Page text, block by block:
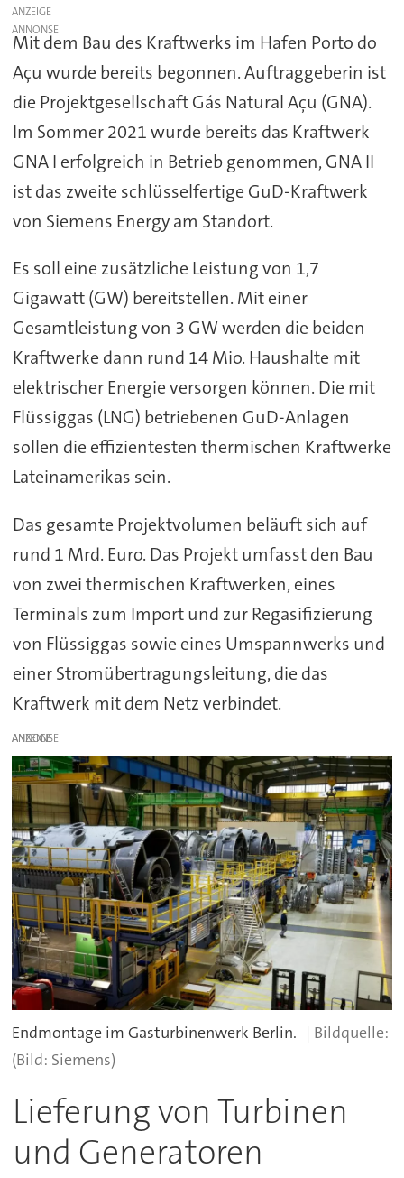
ANZEIGE
Mit dem Bau des Kraftwerks im Hafen Porto do
Açu wurde bereits begonnen. Auftraggeberin ist
die Projektgesellschaft Gás Natural Açu (GNA).
Im Sommer 2021 wurde bereits das Kraftwerk
GNA I erfolgreich in Betrieb genommen, GNA II
ist das zweite schlüsselfertige GuD-Kraftwerk
von Siemens Energy am Standort.
Es soll eine zusätzliche Leistung von 1,7
Gigawatt (GW) bereitstellen. Mit einer
Gesamtleistung von 3 GW werden die beiden
Kraftwerke dann rund 14 Mio. Haushalte mit
elektrischer Energie versorgen können. Die mit
Flüssiggas (LNG) betriebenen GuD-Anlagen
sollen die effizientesten thermischen Kraftwerke
Lateinamerikas sein.
Das gesamte Projektvolumen beläuft sich auf
rund 1 Mrd. Euro. Das Projekt umfasst den Bau
von zwei thermischen Kraftwerken, eines
Terminals zum Import und zur Regasifizierung
von Flüssiggas sowie eines Umspannwerks und
einer Stromübertragungsleitung, die das
Kraftwerk mit dem Netz verbindet.
ANZEIGE
Endmontage im Gasturbinenwerk Berlin.
(Bild: Siemens)
Lieferung von Turbinen
und Generatoren